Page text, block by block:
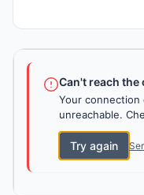
Can't reach
Your
unreachable.
Try again